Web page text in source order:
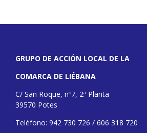
GRUPO DE ACCIÓN LOCAL DE LA
COMARCA DE LIÉBANA
C/ San Roque, nº7, 2ª Planta
39570 Potes
Teléfono: 942 730 726 / 606 318 720